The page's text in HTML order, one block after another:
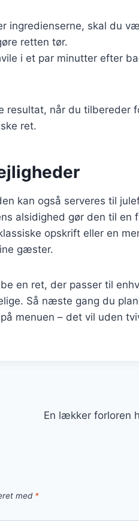
ingredienserne, skal du
retten tør.
i et par minutter efter
når du tilbereder
ret.
kan også serveres til
alsidighed gør den til en
opskrift eller en
gæster.
en ret, der passer til
Så næste gang du
menuen – det vil uden
En lækker forloren
med *